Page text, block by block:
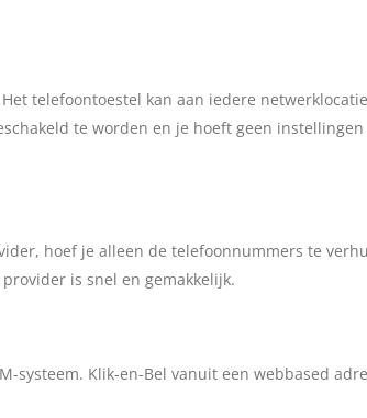
telefoontoestel kan aan iedere
te worden en je hoeft geen
hoef je alleen de telefoonnummers te
is snel en gemakkelijk.
systeem. Klik-en-Bel vanuit een webbased